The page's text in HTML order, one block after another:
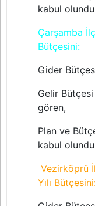
kabul
Çarşamba
Bütçesini:
Gider
Gelir
gören,
Plan ve
kabul
Vezirköprü
Yılı